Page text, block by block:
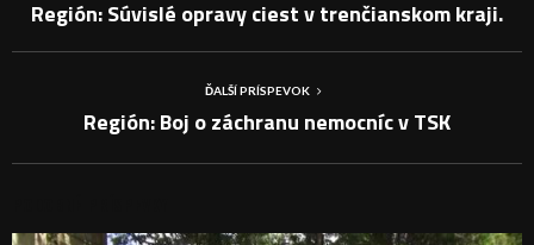
Región: Súvislé opravy ciest v trenčianskom kraji.
ĎALŠÍ PRÍSPEVOK
Región: Boj o záchranu nemocníc v TSK